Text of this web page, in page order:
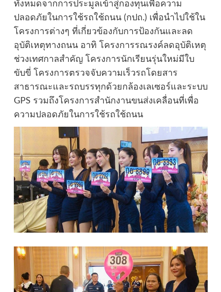
ทั้งหมดจากการประมูลเข้าสู่กองทุนเพื่อความ
ปลอดภัยในการใช้รถใช้ถนน (กปถ.) เพื่อนำไปใช้ใน
โครงการต่างๆ ที่เกี่ยวข้องกับการป้องกันและลด
อุบัติเหตุทางถนน อาทิ โครงการรณรงค์ลดอุบัติเหตุ
ช่วงเทศกาลสำคัญ โครงการนักเรียนรุ่นใหม่มีใบ
ขับขี่ โครงการตรวจจับความเร็วรถโดยสาร
สาธารณะและรถบรรทุกด้วยกล้องเลเซอร์และระบบ
GPS รวมถึงโครงการสำนักงานขนส่งเคลื่อนที่เพื่อ
ความปลอดภัยในการใช้รถใช้ถนน